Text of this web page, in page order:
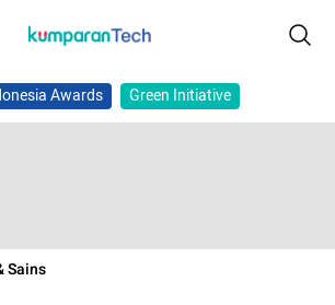
Awards Green Initiative
Sains